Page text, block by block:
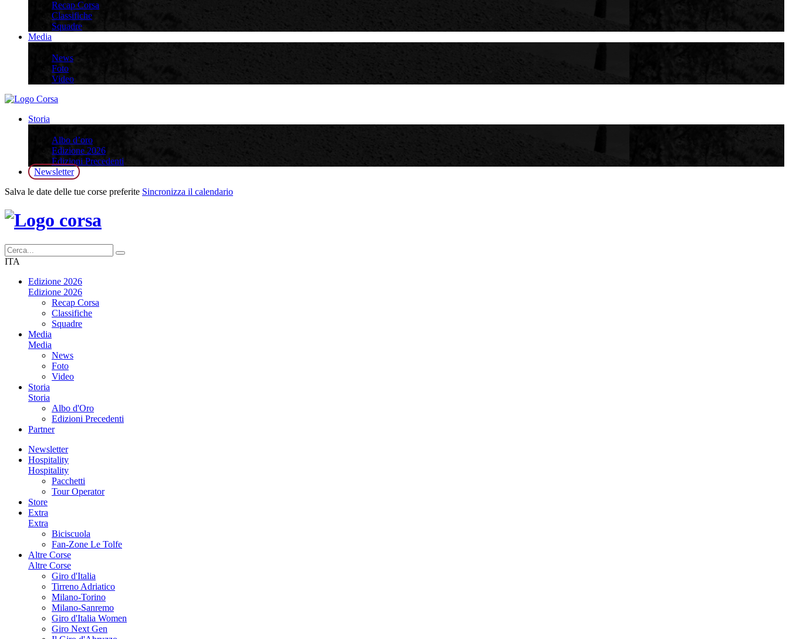
Recap Corsa
Classifiche
Squadre
Media
News
Foto
Video
Storia
Albo d’oro
Edizione 2026
Edizioni Precedenti
Newsletter
Salva le date delle tue corse preferite Sincronizza il calendario
ITA
Edizione 2026
Edizione 2026
Recap Corsa
Classifiche
Squadre
Media
Media
News
Foto
Video
Storia
Storia
Albo d'Oro
Edizioni Precedenti
Partner
Newsletter
Hospitality
Hospitality
Pacchetti
Tour Operator
Store
Extra
Extra
Biciscuola
Fan-Zone Le Tolfe
Altre Corse
Altre Corse
Giro d'Italia
Tirreno Adriatico
Milano-Torino
Milano-Sanremo
Giro d'Italia Women
Giro Next Gen